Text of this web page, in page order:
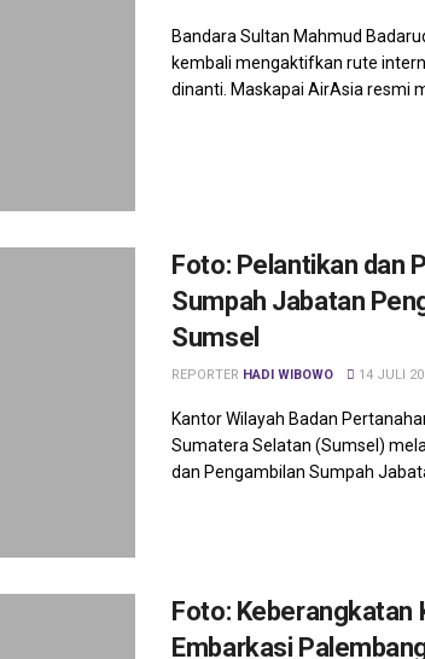
Bandara Sultan Mahmud
kembali mengaktifkan rute
dinanti. Maskapai AirAsia resmi
Foto: Pelantikan dan
Sumpah Jabatan
Sumsel
REPORTER HADI WIBOWO 14 JULI
Kantor Wilayah Badan
Sumatera Selatan (Sumsel)
dan Pengambilan Sumpah
Foto: Keberangkatan
Embarkasi